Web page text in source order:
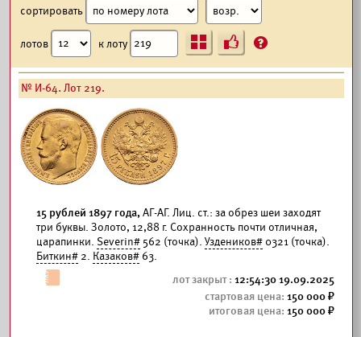
сортировать
лотов к лоту Ъ ?
№ И-64. Лот 219.
15 рублей 1897 года,АГ-АГ. Лиц. ст.: за обрез шеи заходят
три буквы. Золото, 12,88 г. Сохранность почти отличная,
царапинки. Severin# 562 (точка). Уздеников# 0321 (точка).
Биткин# 2. Казаков# 63.
12:54:30 19.09.2025
150 000
150 000